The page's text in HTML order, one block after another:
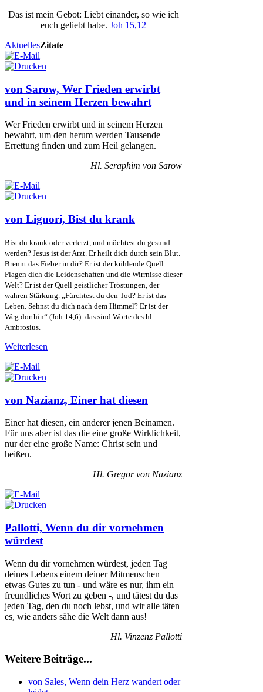
Das ist mein Gebot: Liebt einander, so wie ich
euch geliebt habe.Joh 15,12
AktuellesZitate
von Sarow, Wer Frieden erwirbt
und in seinem Herzen bewahrt
Wer Frieden erwirbt und in seinem Herzen
bewahrt, um den herum werden Tausende
Errettung finden und zum Heil gelangen.
Hl. Seraphim von Sarow
von Liguori, Bist du krank
Bist du krank oder verletzt, und möchtest du gesund
werden? Jesus ist der Arzt. Er heilt dich durch sein Blut.
Brennt das Fieber in dir? Er ist der kühlende Quell.
Plagen dich die Leidenschaften und die Wirrnisse dieser
Welt? Er ist der Quell geistlicher Tröstungen, der
wahren Stärkung. „Fürchtest du den Tod? Er ist das
Leben. Sehnst du dich nach dem Himmel? Er ist der
Weg dorthin“ (Joh 14,6): das sind Worte des hl.
Ambrosius.
Weiterlesen
von Nazianz, Einer hat diesen
Einer hat diesen, ein anderer jenen Beinamen.
Für uns aber ist das die eine große Wirklichkeit,
nur der eine große Name: Christ sein und
heißen.
Hl. Gregor von Nazianz
Pallotti, Wenn du dir vornehmen
würdest
Wenn du dir vornehmen würdest, jeden Tag
deines Lebens einem deiner Mitmenschen
etwas Gutes zu tun - und wäre es nur, ihm ein
freundliches Wort zu geben -, und tätest du das
jeden Tag, den du noch lebst, und wir alle täten
es, wie anders sähe die Welt dann aus!
Hl. Vinzenz Pallotti
Weitere Beiträge...
von Sales, Wenn dein Herz wandert oder